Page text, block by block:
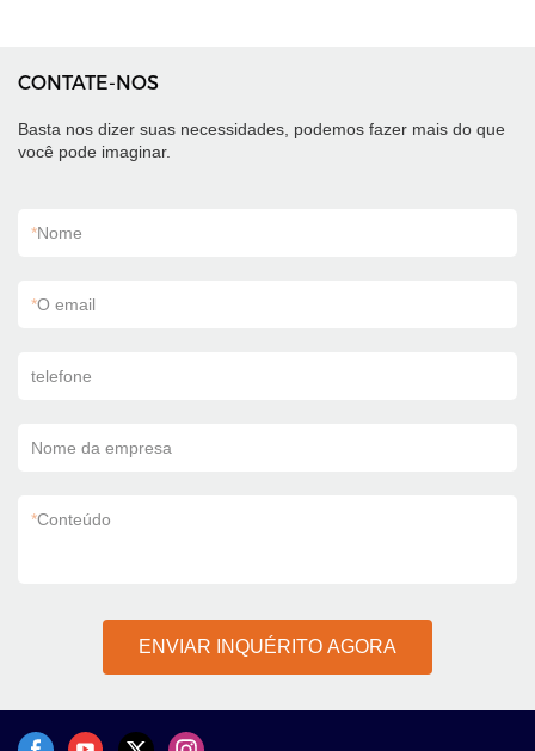
CONTATE-NOS
Basta nos dizer suas necessidades, podemos fazer mais do que
você pode imaginar.
*Nome
*O email
telefone
Nome da empresa
*Conteúdo
ENVIAR INQUÉRITO AGORA